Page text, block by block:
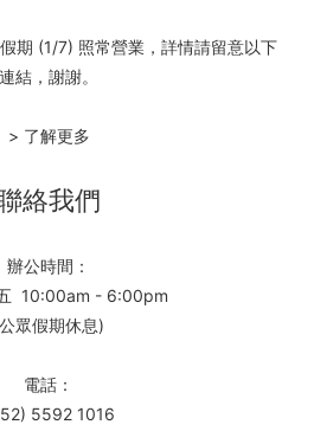
期 (1/7) 照常營業，詳情請留意以下
連結，謝謝。
> 了解更多
絡我們
辦公時間：
10:00am - 6:00pm
眾假期休息)
電話：
5592 1016